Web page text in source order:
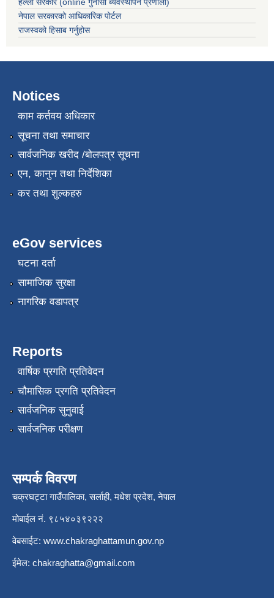
नेपाल सरकारको आधिकारिक पोर्टल
राजस्वको हिसाब गर्नुहोस
Notices
काम कर्तवय अधिकार
सूचना तथा समाचार
सार्वजनिक खरीद /बोलपत्र सूचना
एन, कानुन तथा निर्देशिका
कर तथा शुल्कहरु
eGov services
घटना दर्ता
सामाजिक सुरक्षा
नागरिक वडापत्र
Reports
वार्षिक प्रगति प्रतिवेदन
चौमासिक प्रगति प्रतिवेदन
सार्वजनिक सुनुवाई
सार्वजनिक परीक्षण
सम्पर्क विवरण
चक्रघट्टा गाउँपालिका, सर्लाही, मधेश प्रदेश, नेपाल
मोबाईल नं. ९८५४०३९२२२
वेबसाईट: www.chakraghattamun.gov.np
ईमेल: chakraghatta@gmail.com